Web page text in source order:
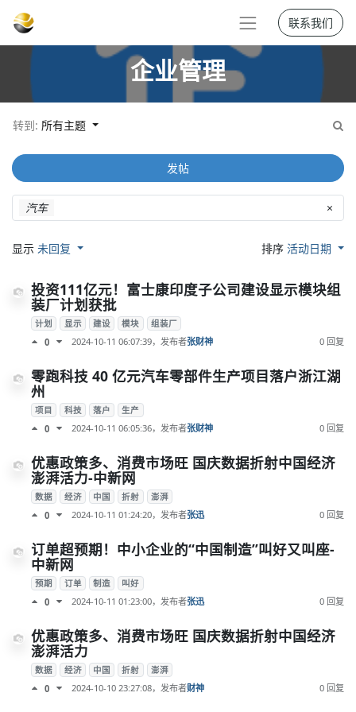
联系我们
企业管理
转到: 所有主题
汽车 ×
发帖
显示 未回复 排序活动日期
投资111亿元！富士康印度子公司建设显示模块组
装厂计划获批
计划 显示 建设 模块 组装厂
0 2024-10-11 06:07:39，发布者张财神 0 回复
零跑科技 40 亿元汽车零部件生产项目落户浙江湖
州
项目 科技 落户 生产
0 2024-10-11 06:05:36，发布者张财神 0 回复
优惠政策多、消费市场旺 国庆数据折射中国经济
澎湃活力-中新网
数据 经济 中国 折射 澎湃
0 2024-10-11 01:24:20，发布者张迅 0 回复
订单超预期！中小企业的“中国制造”叫好又叫座-
中新网
预期 订单 制造 叫好
0 2024-10-11 01:23:00，发布者张迅 0 回复
优惠政策多、消费市场旺 国庆数据折射中国经济
澎湃活力
数据 经济 中国 折射 澎湃
0 2024-10-10 23:27:08，发布者财神 0 回复